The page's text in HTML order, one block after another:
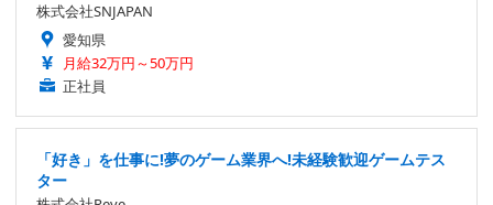
株式会社SNJAPAN
愛知県
月給32万円～50万円
正社員
「好き」を仕事に!夢のゲーム業界へ!未経験歓迎ゲームテス
ター